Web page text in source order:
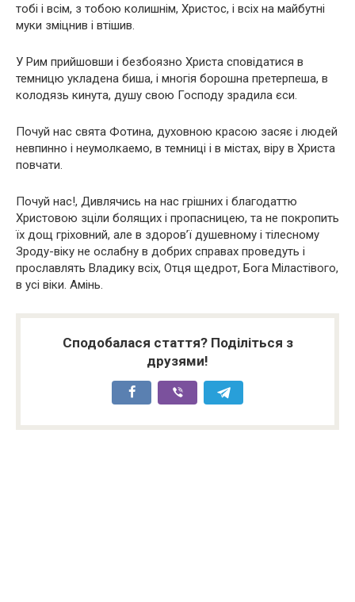
тобі і всім, з тобою колишнім, Христос, і всіх на майбутні
муки зміцнив і втішив.
У Рим прийшовши і безбоязно Христа сповідатися в
темницю укладена биша, і многія борошна претерпеша, в
колодязь кинута, душу свою Господу зрадила єси.
Почуй нас свята Фотина, духовною красою засяє і людей
невпинно і неумолкаемо, в темниці і в містах, віру в Христа
повчати.
Почуй нас!, Дивлячись на нас грішних і благодаттю
Христовою зціли болящих і пропасницею, та не покропить
їх дощ гріховний, але в здоров’ї душевному і тілесному
Зроду-віку не ослабну в добрих справах проведуть і
прославлять Владику всіх, Отця щедрот, Бога Міластівого,
в усі віки. Амінь.
Сподобалася стаття? Поділіться з
друзями!